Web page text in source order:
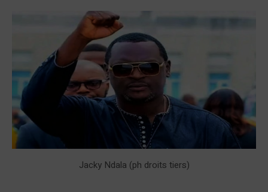
Jacky Ndala (ph droits tiers)